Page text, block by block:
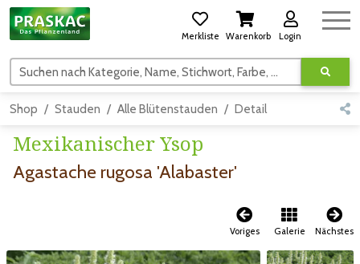
Merkliste Warenkorb Login
Suchen nach Kategorie, Name, Stichwort, Farbe, usw.
Shop Stauden Alle Blütenstauden Detail
Mexikanischer Ysop
Agastache rugosa 'Alabaster'
Voriges Galerie Nächstes